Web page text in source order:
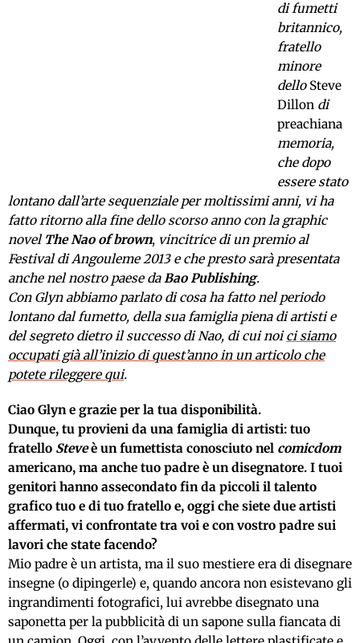
di fumetti
britannico,
fratello
minore
dello Steve
Dillondi
preachiana
memoria,
che dopo
essere stato
lontano dall’arte sequenziale per moltissimi anni, vi ha
fatto ritorno alla fine dello scorso anno con la graphic
novel The Nao of brown, vincitrice di un premio al
Festival di Angouleme 2013 e che presto sarà presentata
anche nel nostro paese daBao Publishing.
Con Glyn abbiamo parlato di cosa ha fatto nel periodo
lontano dal fumetto, della sua famiglia piena di artisti e
del segreto dietro il successo di Nao, di cui noici siamo
occupati già all’inizio di quest’anno in un articolo che
potete rileggere qui.
Ciao Glyn e grazie per la tua disponibilità.
Dunque, tu provieni da una famiglia di artisti: tuo
fratello Steveè un fumettista conosciuto nel comicdom
americano, ma anche tuo padre è un disegnatore. I tuoi
genitori hanno assecondato fin da piccoli il talento
grafico tuo e di tuo fratello e, oggi che siete due artisti
affermati, vi confrontate tra voi e con vostro padre sui
lavori che state facendo?
Mio padre è un artista, ma il suo mestiere era di disegnare
insegne (o dipingerle) e, quando ancora non esistevano gli
ingrandimenti fotografici, lui avrebbe disegnato una
saponetta per la pubblicità di un sapone sulla fiancata di